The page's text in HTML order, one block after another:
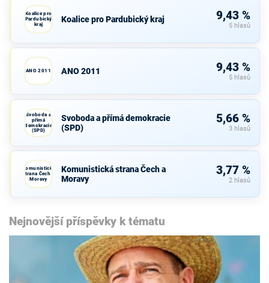
Koalice pro
Pardubický
kraj
Koalice pro Pardubický kraj 9,43 %
5 hlasů
ANO 2011 ANO 2011 9,43 %
5 hlasů
Svoboda a
přímá
demokracie
(SPD)
Svoboda a přímá demokracie
(SPD)
5,66 %
3 hlasů
Komunistická
strana Čech a
Moravy
Komunistická strana Čech a
Moravy
3,77 %
2 hlasů
Nejnovější příspěvky k tématu